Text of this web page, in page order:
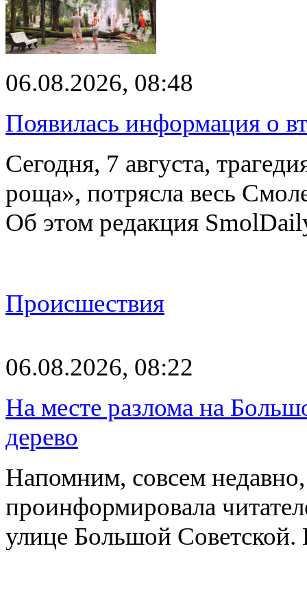
06.08.2026, 08:48
Появилась информация о
Сегодня, 7 августа,
роща», потрясла весь
Об этом редакция
Происшествия
06.08.2026, 08:22
На месте разлома на
дерево
Напомним, совсем
проинформировала
улице Большой Советской.